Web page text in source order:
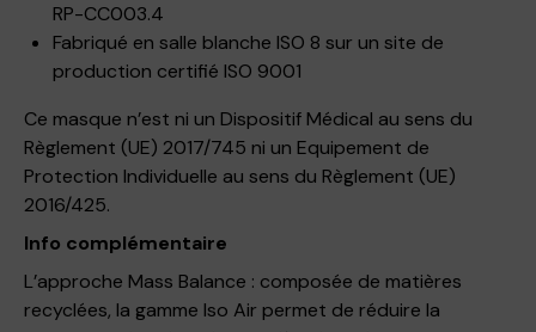
RP-CC003.4
Fabriqué en salle blanche ISO 8 sur un site de
production certifié ISO 9001
Ce masque n’est ni un Dispositif Médical au sens du
Règlement (UE) 2017/745 ni un Equipement de
Protection Individuelle au sens du Règlement (UE)
2016/425.
Info complémentaire
L’approche Mass Balance : composée de matières
recyclées, la gamme Iso Air permet de réduire la